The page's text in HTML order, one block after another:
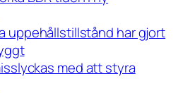
uppehållstillstånd har gjort
med att styra